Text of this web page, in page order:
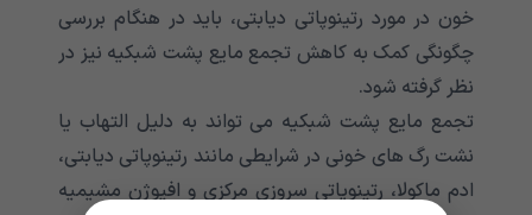
خون در مورد رتینوپاتی دیابتی، باید در هنگام بررسی
چگونگی کمک به کاهش تجمع مایع پشت شبکیه نیز در
نظر گرفته شود.
تجمع مایع پشت شبکیه می تواند به دلیل التهاب یا
نشت رگ های خونی در شرایطی مانند رتینوپاتی دیابتی،
ادم ماکولا، رتینوپاتی سروزی مرکزی و افیوژن مشیمیه